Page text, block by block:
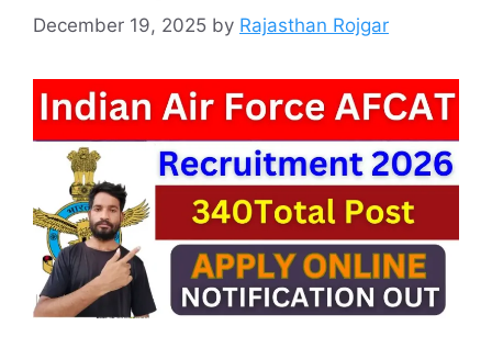
December 19, 2025 by Rajasthan Rojgar